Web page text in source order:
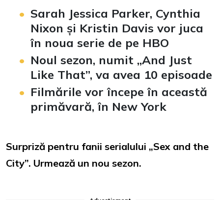
Sarah Jessica Parker, Cynthia
Nixon și Kristin Davis vor juca
în noua serie de pe HBO
Noul sezon, numit „And Just
Like That”, va avea 10 episoade
Filmările vor începe în această
primăvară, în New York
Surpriză pentru fanii serialului „Sex and the
City”. Urmează un nou sezon.